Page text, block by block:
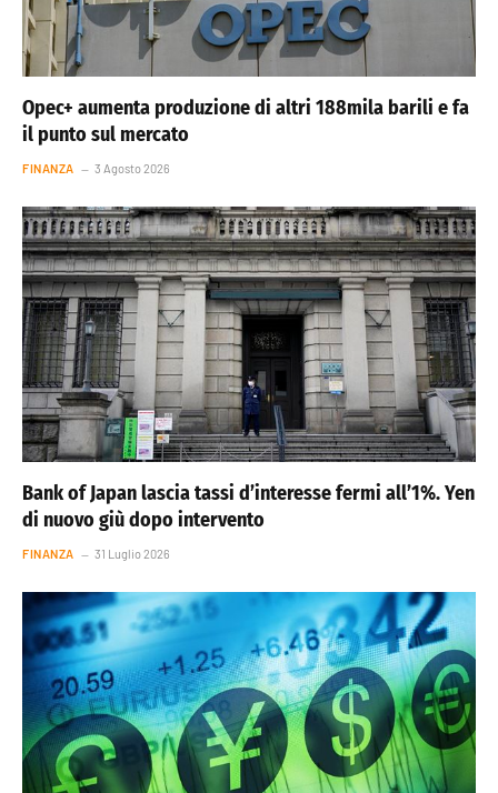
Opec+ aumenta produzione di altri 188mila barili e fa
il punto sul mercato
FINANZA 3 Agosto 2026
Bank of Japan lascia tassi d’interesse fermi all’1%. Yen
di nuovo giù dopo intervento
FINANZA 31 Luglio 2026